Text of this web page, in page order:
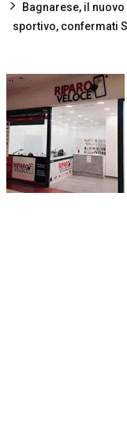
Bagnarese, il
sportivo, confermati